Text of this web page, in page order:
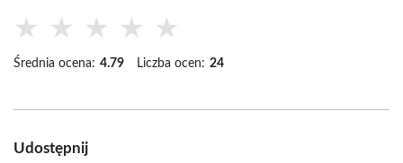
★ ★ ★ ★ ★
Średnia ocena: 4.79 Liczba ocen: 24
Udostępnij